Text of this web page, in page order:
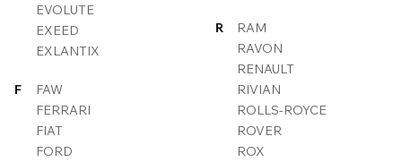
EVOLUTE
EXEED
EXLANTIX
F
FAW
FERRARI
FIAT
FORD
R
RAM
RAVON
RENAULT
RIVIAN
ROLLS-ROYCE
ROVER
ROX